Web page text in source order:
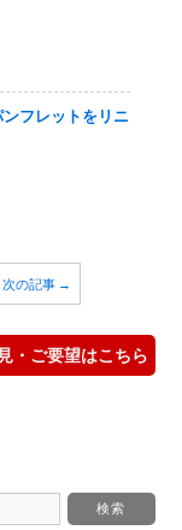
ンフレットをリニ
次の記事 →
・ご要望はこちら